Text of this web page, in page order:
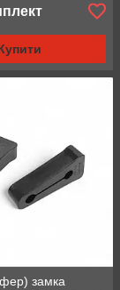
замка